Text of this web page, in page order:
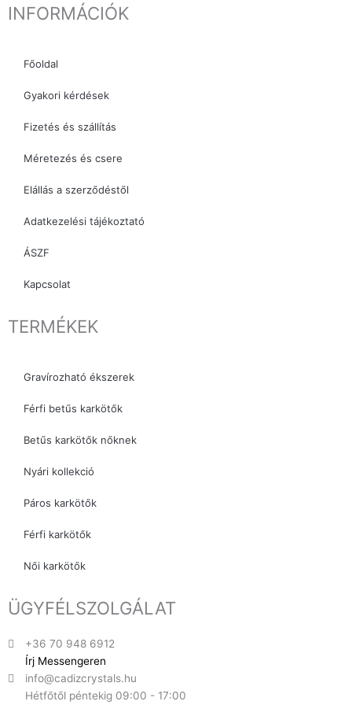
e
o
o
k
t
a
t
INFORMÁCIÓK
Főoldal
Gyakori kérdések
Fizetés és szállítás
Méretezés és csere
Elállás a szerződéstől
Adatkezelési tájékoztató
ÁSZF
Kapcsolat
TERMÉKEK
Gravírozható ékszerek
Férfi betűs karkötők
Betűs karkötők nőknek
Nyári kollekció
Páros karkötők
Férfi karkötők
Női karkötők
ÜGYFÉLSZOLGÁLAT
+36 70 948 6912
Írj Messengeren
info@cadizcrystals.hu
Hétfőtől péntekig 09:00 - 17:00